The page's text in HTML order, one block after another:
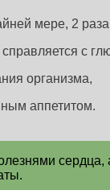
мере, 2
с
организма,
аппетитом.